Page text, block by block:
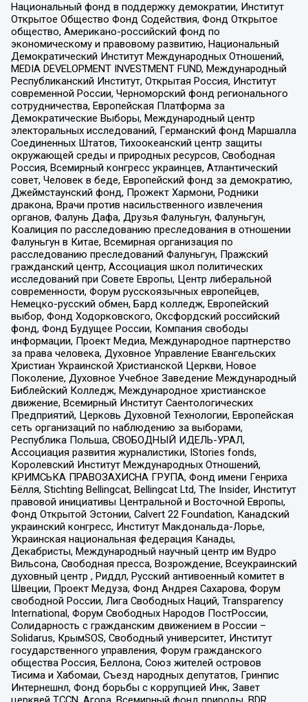
Национальный фонд в поддержку демократии, Институт
Открытое Общество Фонд Содействия, Фонд Открытое
общество, Американо-российский фонд по
экономическому и правовому развитию, Национальный
Демократический Институт Международных Отношений,
MEDIA DEVELOPMENT INVESTMENT FUND, Международный
Республиканский Институт, Открытая Россия, Институт
современной России, Черноморский фонд регионального
сотрудничества, Европейская Платформа за
Демократические Выборы, Международный центр
электоральных исследований, Германский фонд Маршалла
Соединенных Штатов, Тихоокеанский центр защиты
окружающей среды и природных ресурсов, Свободная
Россия, Всемирный конгресс украинцев, Атлантический
совет, Человек в беде, Европейский фонд за демократию,
Джеймстаунский фонд, Прожект Хармони, Родники
дракона, Врачи против насильственного извлечения
органов, Фалунь Дафа, Друзья Фалуньгун, Фалуньгун,
Коалиция по расследованию преследования в отношении
Фалуньгун в Китае, Всемирная организация по
расследованию преследований Фалуньгун, Пражский
гражданский центр, Ассоциация школ политических
исследований при Совете Европы, Центр либеральной
современности, Форум русскоязычных европейцев,
Немецко-русский обмен, Бард колледж, Европейский
выбор, Фонд Ходорковского, Оксфордский российский
фонд, Фонд Будущее России, Компания свободы
информации, Проект Медиа, Международное партнерство
за права человека, Духовное Управление Евангельских
Христиан Украинской Христианской Церкви, Новое
Поколение, Духовное Учебное Заведение Международный
Библейский Колледж, Международное христианское
движение, Всемирный Институт Саентологических
Предприятий, Церковь Духовной Технологии, Европейская
сеть организаций по наблюдению за выборами,
Республика Польша, СВОБОДНЫЙ ИДЕЛЬ-УРАЛ,
Ассоциация развития журналистики, IStories fonds,
Королевский Институт Международных Отношений,
КРИМСЬКА ПРАВОЗАХИСНА ГРУПА, Фонд имени Генриха
Бёлля, Stichting Bellingcat, Bellingcat Ltd, The Insider, Институт
правовой инициативы Центральной и Восточной Европы,
Фонд Открытой Эстонии, Calvert 22 Foundation, Канадский
украинский конгресс, Институт Макдональда-Лорье,
Украинская национальная федерация Канады,
Декабристы, Международный научный центр им Вудро
Вильсона, Свободная пресса, Возрождение, Всеукраинский
духовный центр , Риддл, Русский антивоенный комитет в
Швеции, Проект Медуза, Фонд Андрея Сахарова, Форум
свободной России, Лига Свободных Наций, Transparеncy
International, Форум Свободных Народов ПостРоссии,
Солидарность с гражданским движением в России –
Solidarus, КрымSOS, Свободный университет, Институт
государственного управления, Форум гражданского
общества Россия, Беллона, Союз жителей островов
Тисима и Хабомаи, Съезд народных депутатов, Гринпис
Интернешнл, Фонд борьбы с коррупцией Инк, Завет